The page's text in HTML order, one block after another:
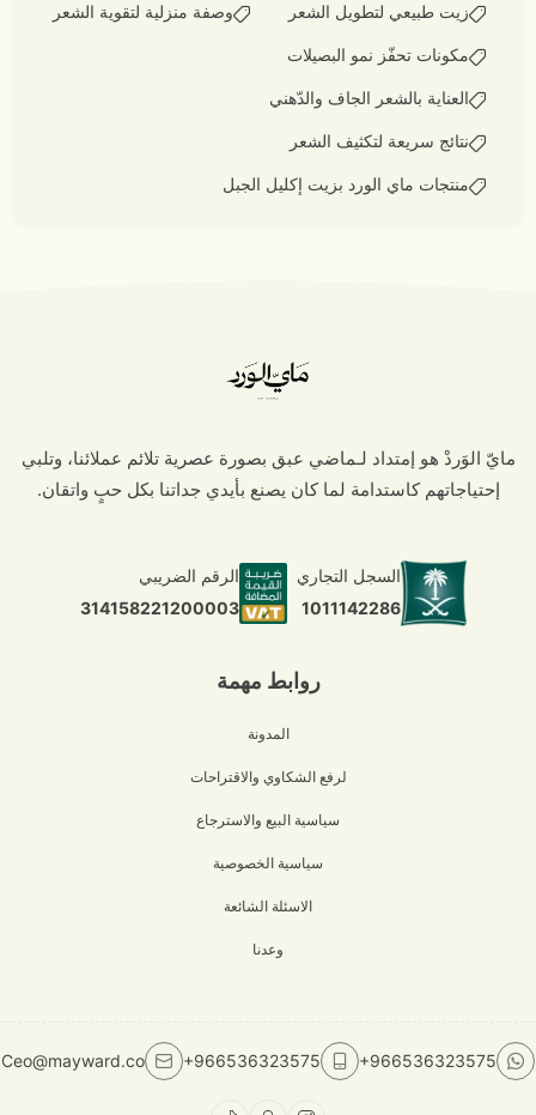
زيت طبيعي لتطويل الشعر وصفة منزلية لتقوية الشعر
مكونات تحفّز نمو البصيلات
العناية بالشعر الجاف والدّهني
نتائج سريعة لتكثيف الشعر
منتجات ماي الورد بزيت إكليل الجبل
روابط مهمة
المدونة
لرفع الشكاوي والاقتراحات
سياسية البيع والاسترجاع
سياسية الخصوصية
الاسئلة الشائعة
وعدنا
مايّ الوَردْ هو إمتداد لـماضي عبق بصورة عصرية تلائم عملائنا، وتلبي
إحتياجاتهم كاستدامة لما كان يصنع بأيدي جداتنا بكل حبٍ واتقان.
السجل التجاري
1011142286
الرقم الضريبي
314158221200003
+966536323575
+966536323575
Ceo@mayward.co